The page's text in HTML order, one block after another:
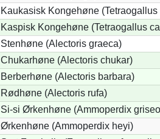
Kaukasisk Kongehøne
Kaspisk Kongehøne (Tetraogallus
Stenhøne (Alectoris graeca)
Chukarhøne (Alectoris chukar)
Berberhøne (Alectoris barbara)
Rødhøne (Alectoris rufa)
Si-si Ørkenhøne (Ammoperdix
Ørkenhøne (Ammoperdix heyi)